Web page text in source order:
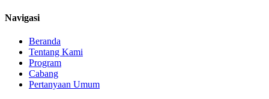
Navigasi
Beranda
Tentang Kami
Program
Cabang
Pertanyaan Umum